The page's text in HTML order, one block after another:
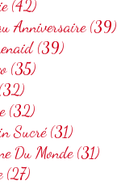
(42)
Anniversaire(39)
(39)
(35)
(32)
Sucré(31)
Du Monde(31)
(27)